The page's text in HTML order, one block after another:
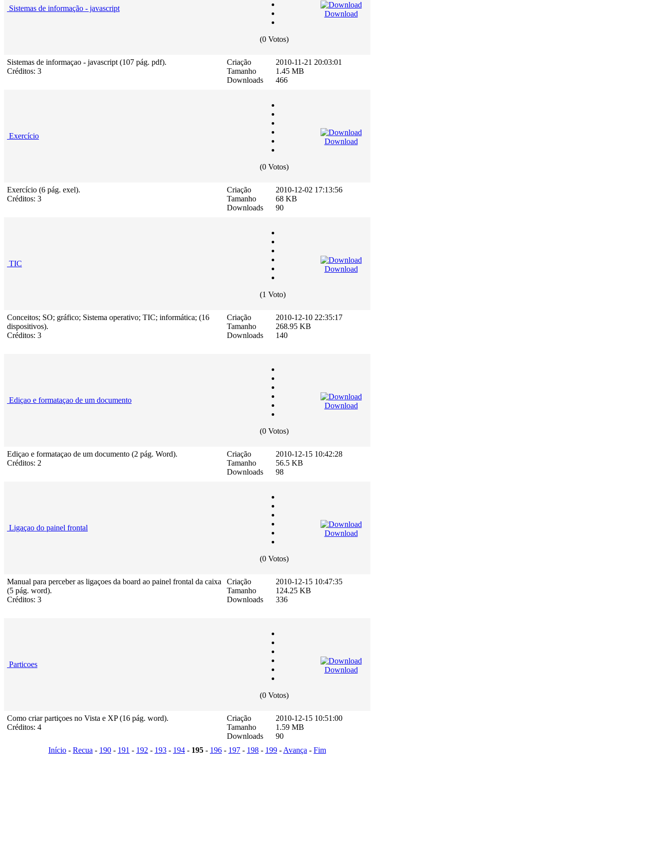
Sistemas de informação - javascript
(0 Votos)
Download
Sistemas de informaçao - javascript (107 pág. pdf).
Créditos: 3
Criação
Tamanho
Downloads
2010-11-21 20:03:01
1.45 MB
466
Exercício
(0 Votos)
Download
Exercício (6 pág. exel).
Créditos: 3
Criação
Tamanho
Downloads
2010-12-02 17:13:56
68 KB
90
TIC
(1 Voto)
Download
Conceitos; SO; gráfico; Sistema operativo; TIC; informática; (16
dispositivos).
Créditos: 3
Criação
Tamanho
Downloads
2010-12-10 22:35:17
268.95 KB
140
Ediçao e formataçao de um documento
(0 Votos)
Download
Ediçao e formataçao de um documento (2 pág. Word).
Créditos: 2
Criação
Tamanho
Downloads
2010-12-15 10:42:28
56.5 KB
98
Ligaçao do painel frontal
(0 Votos)
Download
Manual para perceber as ligaçoes da board ao painel frontal da caixa
(5 pág. word).
Créditos: 3
Criação
Tamanho
Downloads
2010-12-15 10:47:35
124.25 KB
336
Particoes
(0 Votos)
Download
Como criar partiçoes no Vista e XP (16 pág. word).
Créditos: 4
Criação
Tamanho
Downloads
2010-12-15 10:51:00
1.59 MB
90
Início - Recua - 190 - 191 - 192 - 193 - 194 - 195 - 196 - 197 - 198 - 199 -Avança - Fim